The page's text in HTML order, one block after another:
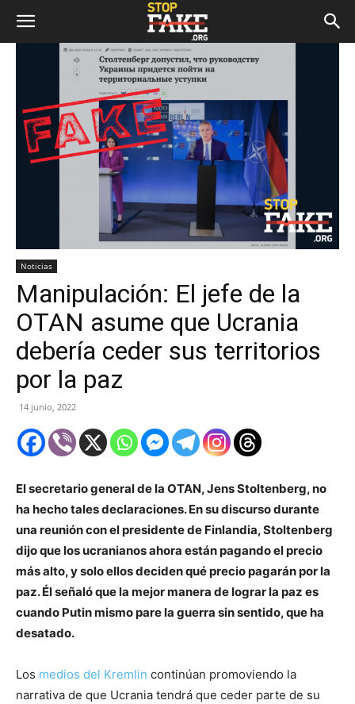
Noticias
Manipulación: El jefe de la
OTAN asume que Ucrania
debería ceder sus territorios
por la paz
14 junio, 2022
El secretario general de la OTAN, Jens Stoltenberg, no
ha hecho tales declaraciones. En su discurso durante
una reunión con el presidente de Finlandia, Stoltenberg
dijo que los ucranianos ahora están pagando el precio
más alto, y solo ellos deciden qué precio pagarán por la
paz. Él señaló que la mejor manera de lograr la paz es
cuando Putin mismo pare la guerra sin sentido, que ha
desatado.
Los medios del Kremlin continúan promoviendo la
narrativa de que Ucrania tendrá que ceder parte de su